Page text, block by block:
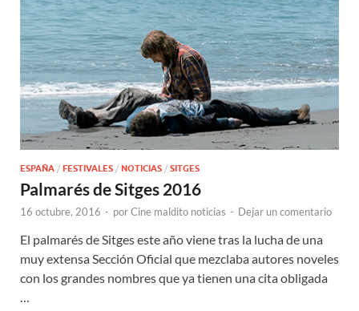
ESPAÑA / FESTIVALES / NOTICIAS / SITGES
Palmarés de Sitges 2016
16 octubre, 2016 - porCine maldito noticias - Dejar un comentario
El palmarés de Sitges este año viene tras la lucha de una
muy extensa Sección Oficial que mezclaba autores noveles
con los grandes nombres que ya tienen una cita obligada
…